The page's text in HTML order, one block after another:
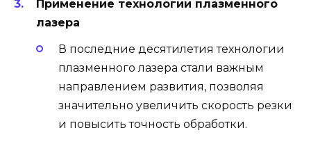
Применение технологий плазменного
лазера
В последние десятилетия технологии
плазменного лазера стали важным
направлением развития, позволяя
значительно увеличить скорость резки
и повысить точность обработки.